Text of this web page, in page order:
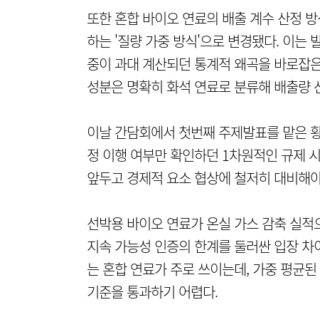
또한 혼합 바이오 연료의 배출 계수 산정
하는 '질량 가중 방식'으로 변경됐다. 이는
중이 과대 계산되던 통계적 왜곡을 바로잡
성분은 명확히 화석 연료로 분류해 배출량
이날 간담회에서 첫번째 주제발표를 맡은
정 이행 여부만 확인하던 1차원적인 규제
앞두고 경제적 요소 협상에 철저히 대비해
선박용 바이오 연료가 온실 가스 감축 실
지속 가능성 인증의 한계를 둘러싼 입장
는 혼합 연료가 주로 쓰이는데, 가중 평균
기준을 통과하기 어렵다.